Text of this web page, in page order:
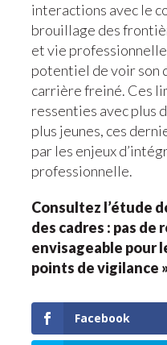
interactions avec le
brouillage des
et vie
potentiel de voir son
carrière freiné. Ces
ressenties avec plus
plus jeunes, ces
par les enjeux
professionnelle.
Consultez l’étude
des cadres : pas de
envisageable pour
points de vigilance
Facebook